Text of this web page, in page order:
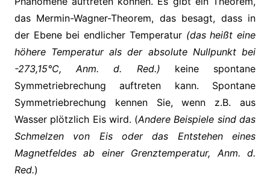
das Mermin-Wagner-Theorem, das besagt, dass in
der Ebene bei endlicher Temperatur (das heißt eine
höhere Temperatur als der absolute Nullpunkt bei
-273,15°C, Anm. d. Red.) keine spontane
Symmetriebrechung auftreten kann. Spontane
Symmetriebrechung kennen Sie, wenn z.B. aus
Wasser plötzlich Eis wird. (Andere Beispiele sind das
Schmelzen von Eis oder das Entstehen eines
Magnetfeldes ab einer Grenztemperatur, Anm. d.
Red.)